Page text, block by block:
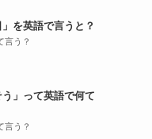
」を英語で言うと？
言う？
う」って英語で何て
言う？